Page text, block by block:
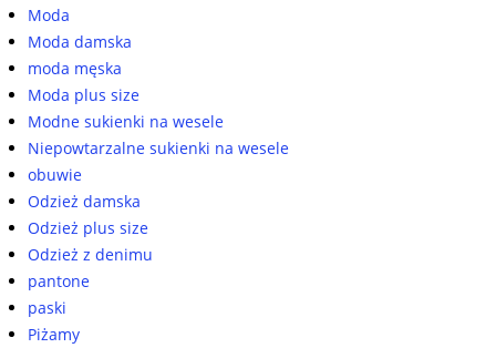
Moda
Moda damska
moda męska
Moda plus size
Modne sukienki na wesele
Niepowtarzalne sukienki na wesele
obuwie
Odzież damska
Odzież plus size
Odzież z denimu
pantone
paski
Piżamy